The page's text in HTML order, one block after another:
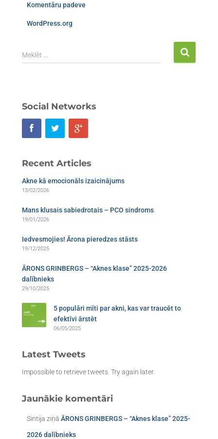
Komentāru padeve
WordPress.org
Meklēt …
Social Networks
Recent Articles
Akne kā emocionāls izaicinājums
13/02/2026
Mans klusais sabiedrotais – PCO sindroms​
19/01/2026
Iedvesmojies! Ārona pieredzes stāsts
19/12/2025
ĀRONS GRINBERGS – “Aknes klase” 2025-2026
dalībnieks
29/10/2025
5 populāri mīti par akni, kas var traucēt to
efektīvi ārstēt
06/05/2025
Latest Tweets
Impossible to retrieve tweets. Try again later.
Jaunākie komentāri
Sintija ziņā ĀRONS GRINBERGS – “Aknes klase” 2025-
2026 dalībnieks